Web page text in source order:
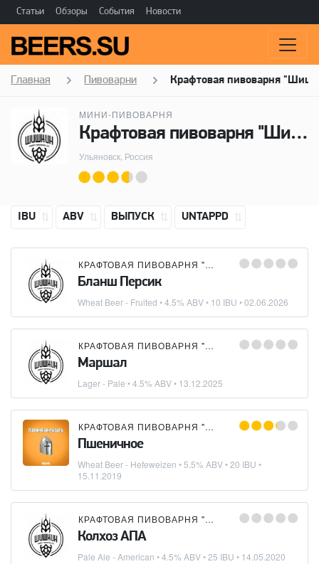
Статьи Обзоры События Новости
Главная Пивоварни Крафтовая пивоварня
МИНИ-ПИВОВАРНЯ
Крафтовая пивоварня "Шишкин"
Ульяновск, Россия
IBU ABV ВЫПУСК UNTAPPD
КРАФТОВАЯ ПИВОВАРНЯ "ШИШКИН"
Бланш Персик
Wheat Beer - Fruited • 4.5% ABV • 10 IBU •02.06.2026
КРАФТОВАЯ ПИВОВАРНЯ "ШИШКИН"
Маршал
Lager - Pale • 4.5% ABV • 13.12.2025
КРАФТОВАЯ ПИВОВАРНЯ "ШИШКИН"
Пшеничное
Wheat Beer - Hefeweizen • 5.5% ABV • 20 IBU •
15.11.2019
КРАФТОВАЯ ПИВОВАРНЯ "ШИШКИН"
Колхоз АПА
Pale Ale - American • 4.5% ABV • 25 IBU • 14.05.2020